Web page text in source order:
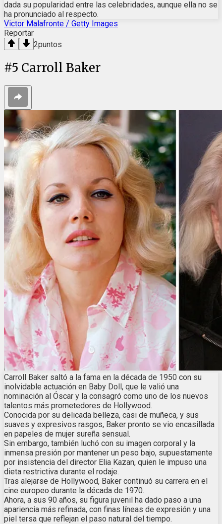
dada su popularidad entre las celebridades, aunque ella no se
ha pronunciado al respecto.
Victor Malafronte / Getty Images
Reportar
2puntos
#5 Carroll Baker
Carroll Baker saltó a la fama en la década de 1950 con su
inolvidable actuación en Baby Doll, que le valió una
nominación al Óscar y la consagró como uno de los nuevos
talentos más prometedores de Hollywood.
Conocida por su delicada belleza, casi de muñeca, y sus
suaves y expresivos rasgos, Baker pronto se vio encasillada
en papeles de mujer sureña sensual.
Sin embargo, también luchó con su imagen corporal y la
inmensa presión por mantener un peso bajo, supuestamente
por insistencia del director Elia Kazan, quien le impuso una
dieta restrictiva durante el rodaje.
Tras alejarse de Hollywood, Baker continuó su carrera en el
cine europeo durante la década de 1970.
Ahora, a sus 90 años, su figura juvenil ha dado paso a una
apariencia más refinada, con finas líneas de expresión y una
piel tersa que reflejan el paso natural del tiempo.